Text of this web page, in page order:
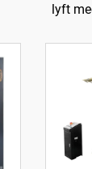
lyft